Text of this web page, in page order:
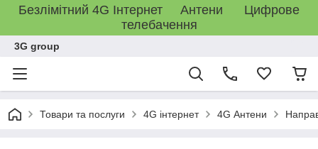
Безлімітний 4G Інтернет Антени Цифрове
телебачення
3G group
Товари та послуги 4G інтернет 4G Антени